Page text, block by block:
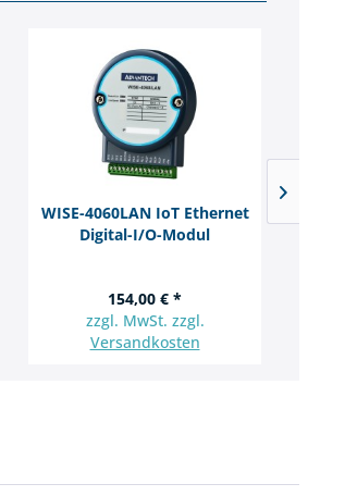
WISE-4060LAN IoT Ethernet
Digital-I/O-Modul
154,00 € *
zzgl. MwSt. zzgl.
Versandkosten